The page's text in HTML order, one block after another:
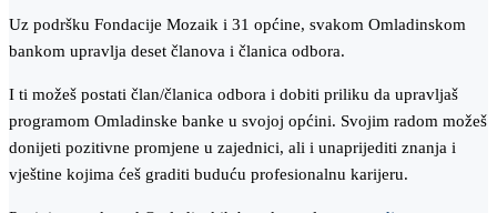
Uz podršku Fondacije Mozaik i 31 općine, svakom Omladinskom
bankom upravlja deset članova i članica odbora.
I ti možeš postati član/članica odbora i dobiti priliku da upravljaš
programom Omladinske banke u svojoj općini. Svojim radom možeš
donijeti pozitivne promjene u zajednici, ali i unaprijediti znanja i
vještine kojima ćeš graditi buduću profesionalnu karijeru.